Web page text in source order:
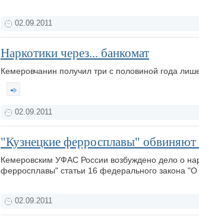
02.09.2011
Наркотики через... банкомат
Кемеровчанин получил три с половиной года
02.09.2011
"Кузнецкие ферросплавы" обвиняют
Кемеровским УФАС России возбуждено дело о
ферросплавы" статьи 16 федерального закона
02.09.2011